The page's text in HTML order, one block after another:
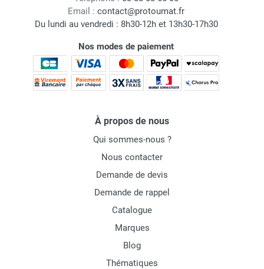
Email : contact@protoumat.fr
Du lundi au vendredi : 8h30-12h et 13h30-17h30
Nos modes de paiement
À propos de nous
Qui sommes-nous ?
Nous contacter
Demande de devis
Demande de rappel
Catalogue
Marques
Blog
Thématiques